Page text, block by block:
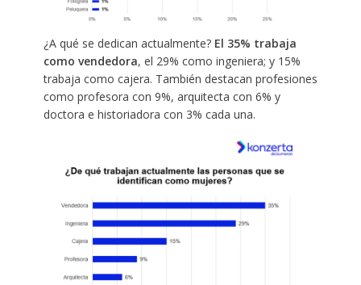
¿A qué se dedican actualmente?El 35% trabaja
como vendedora, el 29% como ingeniera; y 15%
trabaja como cajera. También destacan profesiones
como profesora con 9%, arquitecta con 6% y
doctora e historiadora con 3% cada una.